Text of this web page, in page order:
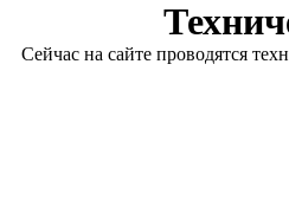
Сейчас на сайте проводятся